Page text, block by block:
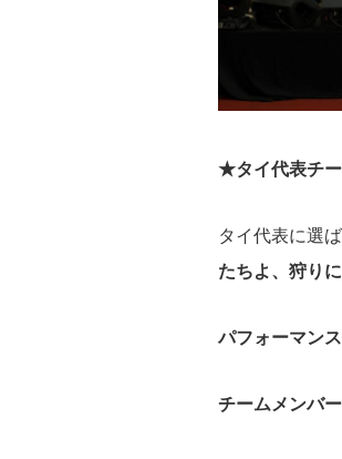
★タイ代表チ
タイ代表に選
たちよ、狩り
パフォーマン
チームメンバー